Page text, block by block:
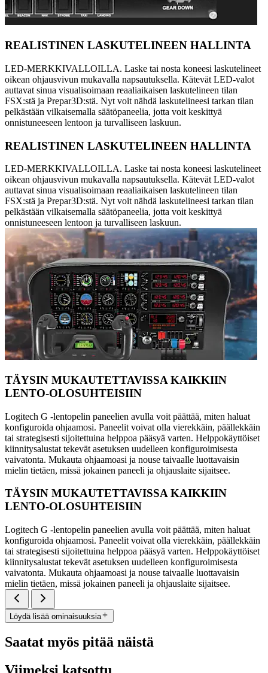
REALISTINEN LASKUTELINEEN HALLINTA
LED-MERKKIVALLOILLA. Laske tai nosta koneesi laskutelineet
oikean ohjausvivun mukavalla napsautuksella. Kätevät LED-valot
auttavat sinua visualisoimaan reaaliaikaisen laskutelineen tilan
FSX:stä ja Prepar3D:stä. Nyt voit nähdä laskutelineesi tarkan tilan
pelkästään vilkaisemalla säätöpaneelia, jotta voit keskittyä
onnistuneeseen lentoon ja turvalliseen laskuun.
REALISTINEN LASKUTELINEEN HALLINTA
LED-MERKKIVALLOILLA. Laske tai nosta koneesi laskutelineet
oikean ohjausvivun mukavalla napsautuksella. Kätevät LED-valot
auttavat sinua visualisoimaan reaaliaikaisen laskutelineen tilan
FSX:stä ja Prepar3D:stä. Nyt voit nähdä laskutelineesi tarkan tilan
pelkästään vilkaisemalla säätöpaneelia, jotta voit keskittyä
onnistuneeseen lentoon ja turvalliseen laskuun.
TÄYSIN MUKAUTETTAVISSA KAIKKIIN
LENTO-OLOSUHTEISIIN
Logitech G -lentopelin paneelien avulla voit päättää, miten haluat
konfiguroida ohjaamosi. Paneelit voivat olla vierekkäin, päällekkäin
tai strategisesti sijoitettuina helppoa pääsyä varten. Helppokäyttöiset
kiinnitysalustat tekevät asetuksen uudelleen konfiguroimisesta
vaivatonta. Mukauta ohjaamoasi ja nouse taivaalle luottavaisin
mielin tietäen, missä jokainen paneeli ja ohjauslaite sijaitsee.
TÄYSIN MUKAUTETTAVISSA KAIKKIIN
LENTO-OLOSUHTEISIIN
Logitech G -lentopelin paneelien avulla voit päättää, miten haluat
konfiguroida ohjaamosi. Paneelit voivat olla vierekkäin, päällekkäin
tai strategisesti sijoitettuina helppoa pääsyä varten. Helppokäyttöiset
kiinnitysalustat tekevät asetuksen uudelleen konfiguroimisesta
vaivatonta. Mukauta ohjaamoasi ja nouse taivaalle luottavaisin
mielin tietäen, missä jokainen paneeli ja ohjauslaite sijaitsee.
Löydä lisää ominaisuuksia
Saatat myös pitää näistä